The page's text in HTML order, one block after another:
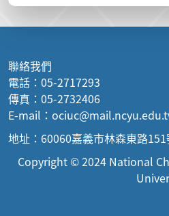
聯絡我們
電話：05-2717293
傳真：05-2732406
E-mail：
地址：60060嘉義市林森東路
Copyright © 2024 National